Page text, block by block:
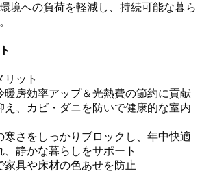
境への負荷を軽減し、持続可能な暮ら
リット
暖房効率アップ＆光熱費の節約に貢献
え、カビ・ダニを防いで健康的な室内
寒さをしっかりブロックし、年中快適
、静かな暮らしをサポート
家具や床材の色あせを防止